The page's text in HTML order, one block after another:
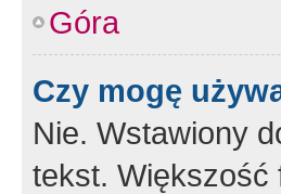
Góra
Czy mogę
Nie. Wstawiony
tekst. Większość